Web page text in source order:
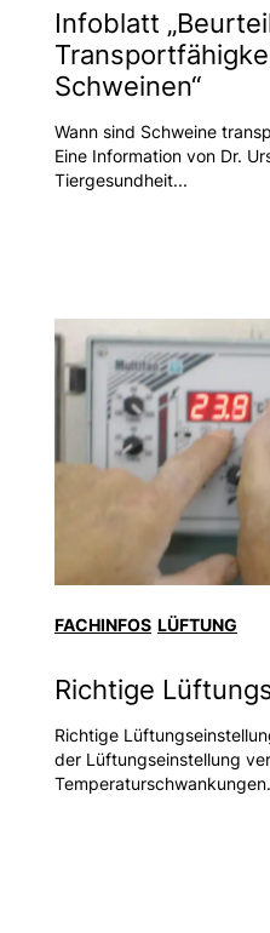
Infoblatt
Schweinen“
Wann sind Schweine
Eine Information von Dr.
Tiergesundheit...
FACHINFOS LÜFTUNG
Richtige
Richtige
der Lüftungseinstellung